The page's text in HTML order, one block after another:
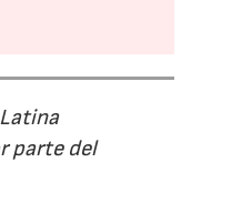
parte del